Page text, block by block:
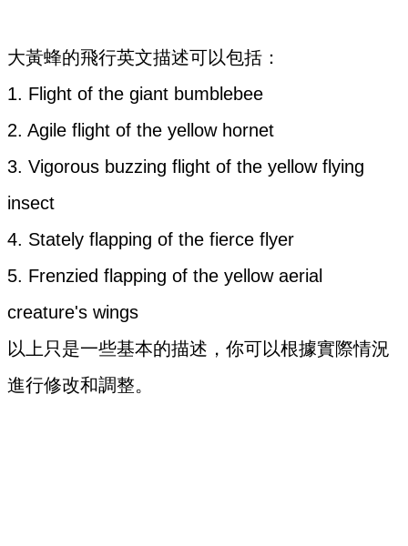
大黃蜂的飛行英文描述可以包括：
1. Flight of the giant bumblebee
2. Agile flight of the yellow hornet
3. Vigorous buzzing flight of the yellow flying
insect
4. Stately flapping of the fierce flyer
5. Frenzied flapping of the yellow aerial
creature's wings
以上只是一些基本的描述，你可以根據實際情況
進行修改和調整。